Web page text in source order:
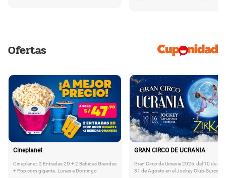
Ofertas
Cineplanet
Cineplanet: 2 Entradas 2D + 2 Bebidas Grandes
+ Pop corn gigante. Lunes a Domingo
GRAN CIRCO DE UCRANIA
Gran Circo de Ucrania 2026: del 10 de
31 de Agosto en el Jockey Club-Surco